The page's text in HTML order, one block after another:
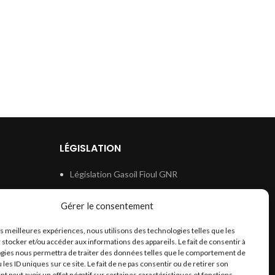
Gérer le consentement
meilleures expériences, nous utilisons des technologies telles que les
et/ou accéder aux informations des appareils. Le fait de consentir à
nous permettra de traiter des données telles que le comportement de
les ID uniques sur ce site. Le fait de ne pas consentir ou de retirer son
LÉGISLATION
Législation Gasoil Fioul GNR
Législation Eau
Législation Lubrifiant
Législation Phytosanitaire